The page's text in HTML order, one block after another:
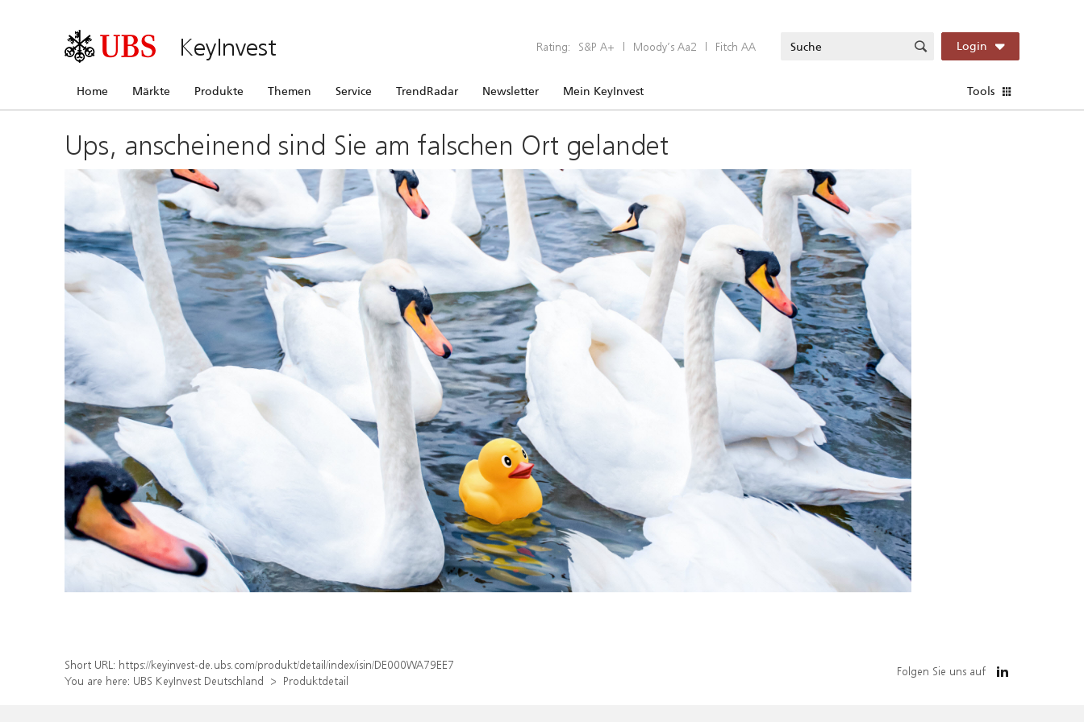
KeyInvest Rating: S&P A+ | Moody’s Aa2 | Fitch AA Login
Home Märkte Produkte Themen Service TrendRadar Newsletter Mein KeyInvest Tools
Ups, anscheinend sind Sie am falschen Ort gelandet
Short URL: https://keyinvest-de.ubs.com/produkt/detail/index/isin/DE000WA79EE7
You are here: UBS KeyInvest Deutschland Produktdetail
Folgen Sie uns auf